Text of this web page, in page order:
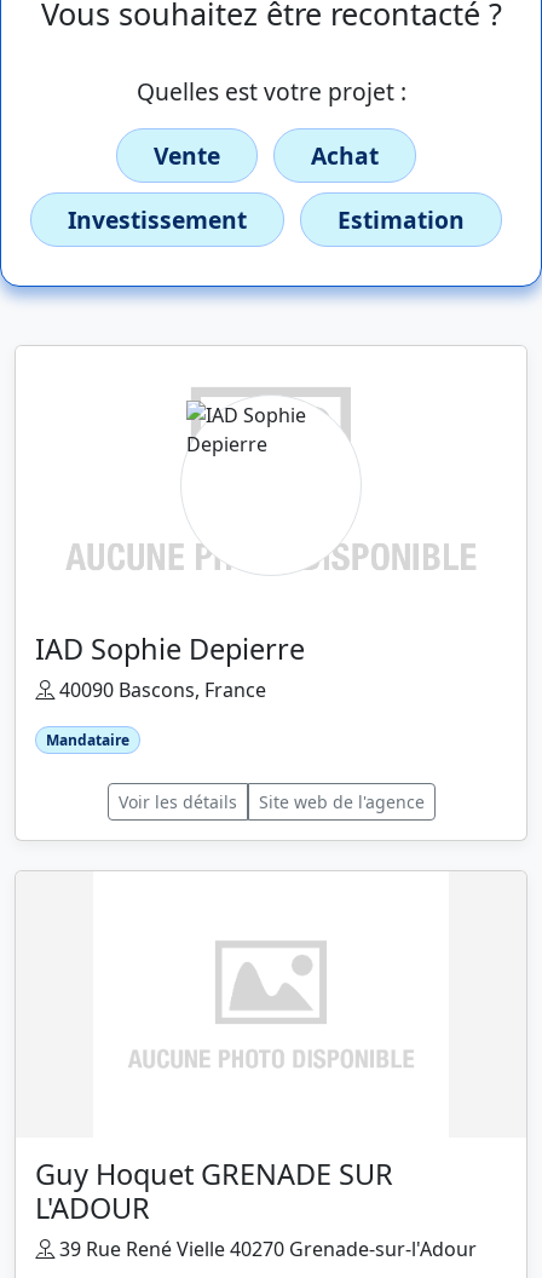
Vous souhaitez être recontacté ?
Quelles est votre projet :
Vente
Achat
Investissement
Estimation
IAD Sophie Depierre
40090 Bascons, France
Mandataire
Voir les détails Site web de l'agence
Guy Hoquet GRENADE SUR
L'ADOUR
39 Rue René Vielle 40270 Grenade-sur-l'Adour